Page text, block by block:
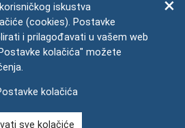
iskustva
(cookies). Postavke
i prilagođavati u vašem web
kolačića" možete
kolačića
sve kolačiće